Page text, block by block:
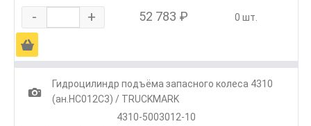
- + 52 783 ₽ 0 шт.
Ä
1
Гидроцилиндр подъёма запасного колеса 4310
(ан.HC012C3) / TRUCKMARK
4310-5003012-10